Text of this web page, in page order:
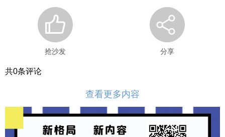
抢沙发 分享
共0条评论
查看更多内容